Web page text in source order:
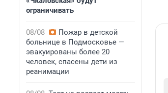
ограничивать
08/08
Пожар в детской
больнице в Подмосковье —
эвакуированы более 20
человек, спасены дети из
реанимации